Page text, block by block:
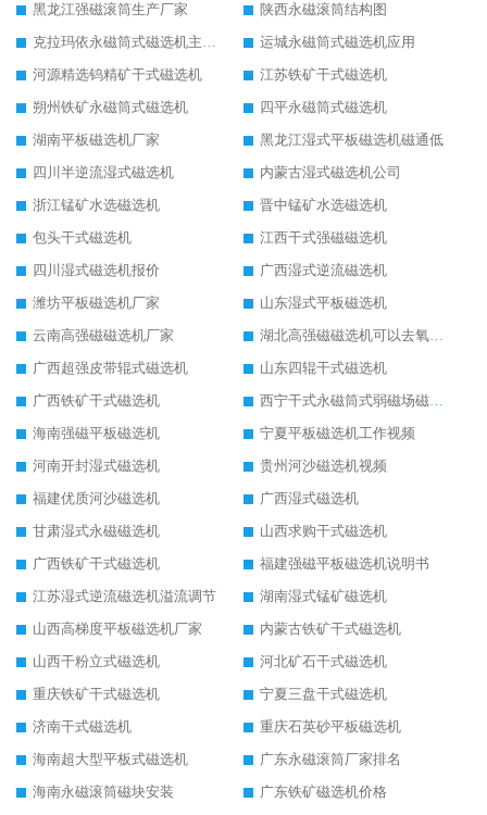
黑龙江强磁滚筒生产厂家
陕西永磁滚筒结构图
克拉玛依永磁筒式磁选机主要技术参数
运城永磁筒式磁选机应用
河源精选钨精矿干式磁选机
江苏铁矿干式磁选机
朔州铁矿永磁筒式磁选机
四平永磁筒式磁选机
湖南平板磁选机厂家
黑龙江湿式平板磁选机磁通低
四川半逆流湿式磁选机
内蒙古湿式磁选机公司
浙江锰矿水选磁选机
晋中锰矿水选磁选机
包头干式磁选机
江西干式强磁磁选机
四川湿式磁选机报价
广西湿式逆流磁选机
潍坊平板磁选机厂家
山东湿式平板磁选机
云南高强磁磁选机厂家
湖北高强磁磁选机可以去氧化铝
广西超强皮带辊式磁选机
山东四辊干式磁选机
广西铁矿干式磁选机
西宁干式永磁筒式弱磁场磁选机结构图
海南强磁平板磁选机
宁夏平板磁选机工作视频
河南开封湿式磁选机
贵州河沙磁选机视频
福建优质河沙磁选机
广西湿式磁选机
甘肃湿式永磁磁选机
山西求购干式磁选机
广西铁矿干式磁选机
福建强磁平板磁选机说明书
江苏湿式逆流磁选机溢流调节
湖南湿式锰矿磁选机
山西高梯度平板磁选机厂家
内蒙古铁矿干式磁选机
山西干粉立式磁选机
河北矿石干式磁选机
重庆铁矿干式磁选机
宁夏三盘干式磁选机
济南干式磁选机
重庆石英砂平板磁选机
海南超大型平板式磁选机
广东永磁滚筒厂家排名
海南永磁滚筒磁块安装
广东铁矿磁选机价格